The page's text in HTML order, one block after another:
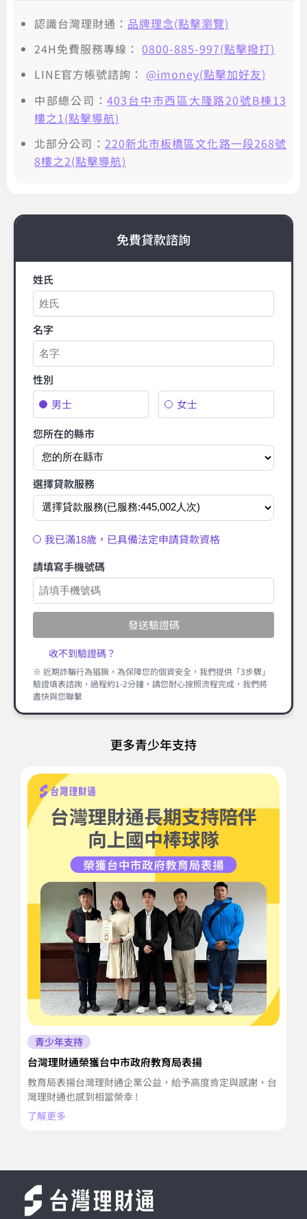
認識台灣理財通： 品牌理念(點擊瀏覽)
24H免費服務專線： 0800-885-997(點擊撥打)
LINE官方帳號諮詢： @imoney(點擊加好友)
中部總公司：403台中市西區大隆路20號B棟13
樓之1(點擊導航)
北部分公司： 220新北市板橋區文化路一段268號
8樓之2(點擊導航)
免費貸款諮詢
姓氏
名字
性別
男士
女士
您所在的縣市
選擇貸款服務
我已滿18歲，已具備法定申請貸款資格
請填寫手機號碼
發送驗證碼
收不到驗證碼？
※ 近期詐騙行為猖獗，為保障您的個資安全，我們提供「3步驟」
驗證填表諮詢，過程約1-2分鐘，請您耐心按照流程完成，我們將
盡快與您聯繫
更多青少年支持
青少年支持
台灣理財通榮獲台中市政府教育局表揚
教育局表揚台灣理財通企業公益，給予高度肯定與感謝，台
灣理財通也感到相當榮幸 !
了解更多